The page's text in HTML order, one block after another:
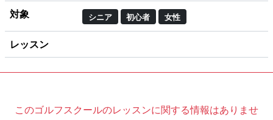
対象 シニア 初心者 女性
レッスン
このゴルフスクールのレッスンに関する情報はありませ